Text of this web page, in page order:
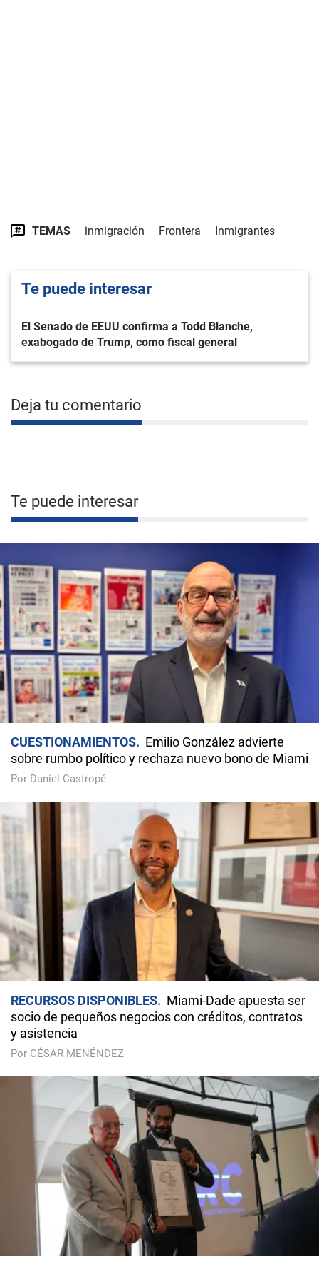
TEMAS inmigración Frontera Inmigrantes
Te puede interesar
El Senado de EEUU confirma a Todd Blanche,
exabogado de Trump, como fiscal general
Deja tu comentario
Te puede interesar
CUESTIONAMIENTOS
Emilio González advierte
sobre rumbo político y rechaza nuevo bono de Miami
Por Daniel Castropé
RECURSOS DISPONIBLES
Miami-Dade apuesta ser
socio de pequeños negocios con créditos, contratos
y asistencia
Por CÉSAR MENÉNDEZ